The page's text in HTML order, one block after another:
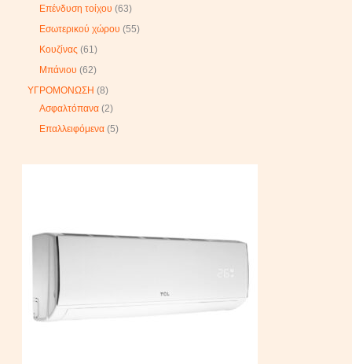
Επένδυση τοίχου 63
Εσωτερικού χώρου 55
Κουζίνας 61
Μπάνιου 62
ΥΓΡΟΜΟΝΩΣΗ
8
Ασφαλτόπανα 2
Επαλλειφόμενα 5